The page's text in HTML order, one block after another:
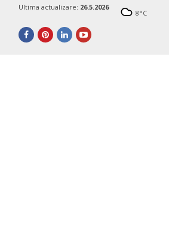
Ultima actualizare: 26.5.2026
8°C